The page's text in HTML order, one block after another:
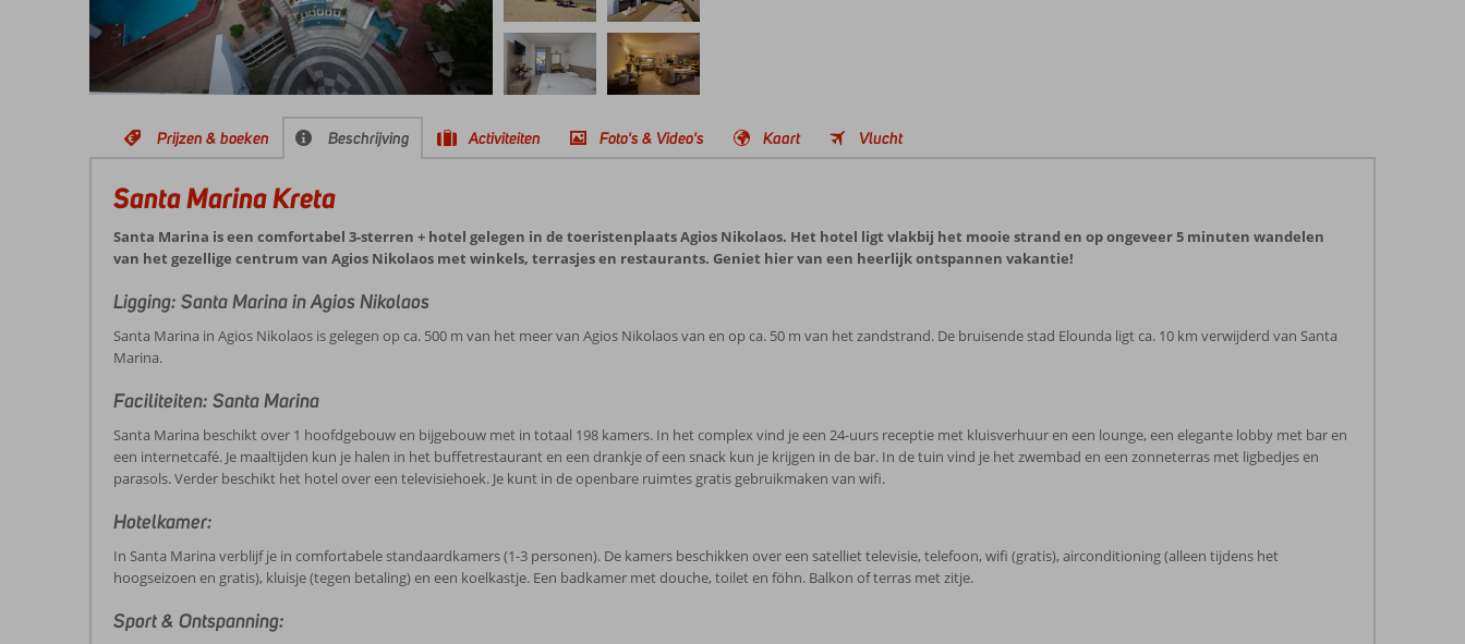
Prijzen & boeken Beschrijving Activiteiten Foto's & Video's Kaart Vlucht
Santa Marina Kreta
Santa Marina is een comfortabel 3-sterren + hotel gelegen in de toeristenplaats Agios Nikolaos. Het hotel ligt vlakbij het mooie strand en op ongeveer 5 minuten wandelen
van het gezellige centrum van Agios Nikolaos met winkels, terrasjes en restaurants. Geniet hier van een heerlijk ontspannen vakantie!
Ligging: Santa Marina in Agios Nikolaos
Santa Marina in Agios Nikolaos is gelegen op ca. 500 m van het meer van Agios Nikolaos van en op ca. 50 m van het zandstrand. De bruisende stad Elounda ligt ca. 10 km verwijderd van Santa
Marina.
Faciliteiten: Santa Marina
Santa Marina beschikt over 1 hoofdgebouw en bijgebouw met in totaal 198 kamers. In het complex vind je een 24-uurs receptie met kluisverhuur en een lounge, een elegante lobby met bar en
een internetcafé. Je maaltijden kun je halen in het buffetrestaurant en een drankje of een snack kun je krijgen in de bar. In de tuin vind je het zwembad en een zonneterras met ligbedjes en
parasols. Verder beschikt het hotel over een televisiehoek. Je kunt in de openbare ruimtes gratis gebruikmaken van wifi.
Hotelkamer:
In Santa Marina verblijf je in comfortabele standaardkamers (1-3 personen). De kamers beschikken over een satelliet televisie, telefoon, wifi (gratis), airconditioning (alleen tijdens het
hoogseizoen en gratis), kluisje (tegen betaling) en een koelkastje. Een badkamer met douche, toilet en föhn. Balkon of terras met zitje.
Sport & Ontspanning: